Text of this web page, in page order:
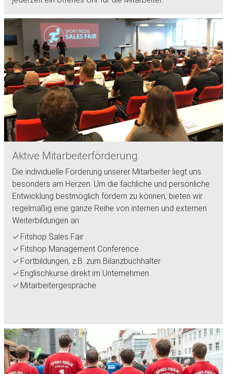
Aktive Mitarbeiterförderung
Die individuelle Förderung unserer Mitarbeiter liegt uns
besonders am Herzen. Um die fachliche und persönliche
Entwicklung bestmöglich fördern zu können, bieten wir
regelmäßig eine ganze Reihe von internen und externen
Weiterbildungen an:
Fitshop Sales Fair
Fitshop Management Conference
Fortbildungen, z.B. zum Bilanzbuchhalter
Englischkurse direkt im Unternehmen
Mitarbeitergespräche